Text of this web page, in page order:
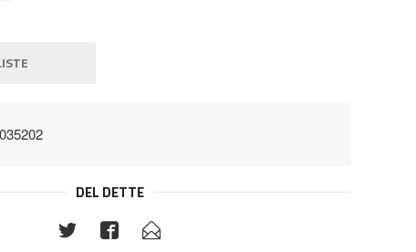
DEL DETTE